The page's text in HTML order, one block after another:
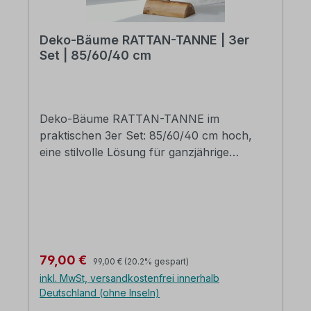
Deko-Bäume RATTAN-TANNE | 3er
Set | 85/60/40 cm
Deko-Bäume RATTAN-TANNE im
praktischen 3er Set: 85/60/40 cm hoch,
eine stilvolle Lösung für ganzjährige
Stabilität mit natürlichem Charme
verbinden. Dank hochwertiger Verarbeitung
lassen sie sich flexibel in Wohn- oder
Eingangsbereiche integrieren und schaffen
Verkaufspreis:
79,00 € Regulärer Preis:
99,00 € (20.2% gespart)
inkl. MwSt, versandkostenfrei innerhalb
Deutschland (ohne Inseln)